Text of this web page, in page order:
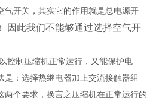
气开关，其实它的作用就是总电源开
因此我们不能够通过选择空气开
控制压缩机正常运行，又能保护电
是：选择热继电器加上交流接触器组
两个要求，换言之压缩机在正常运行的